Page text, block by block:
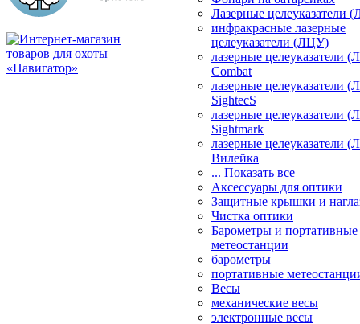
Лазерные целеуказатели
инфракрасные лазерные
целеуказатели (ЛЦУ)
лазерные целеуказатели
Combat
лазерные целеуказатели
SightecS
лазерные целеуказатели
Sightmark
лазерные целеуказатели
Вилейка
... Показать все
Аксессуары для оптики
Защитные крышки и
Чистка оптики
Барометры и портативные
метеостанции
барометры
портативные
Весы
механические весы
электронные весы